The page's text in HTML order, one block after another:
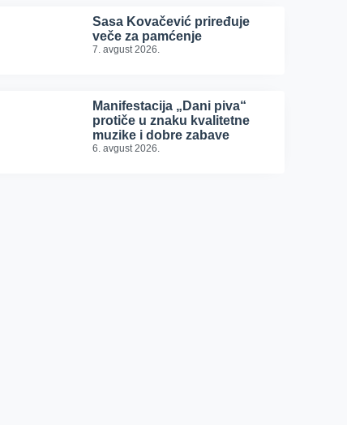
Sasa Kovačević priređuje
veče za pamćenje
7. avgust 2026.
Manifestacija „Dani piva“
protiče u znaku kvalitetne
muzike i dobre zabave
6. avgust 2026.